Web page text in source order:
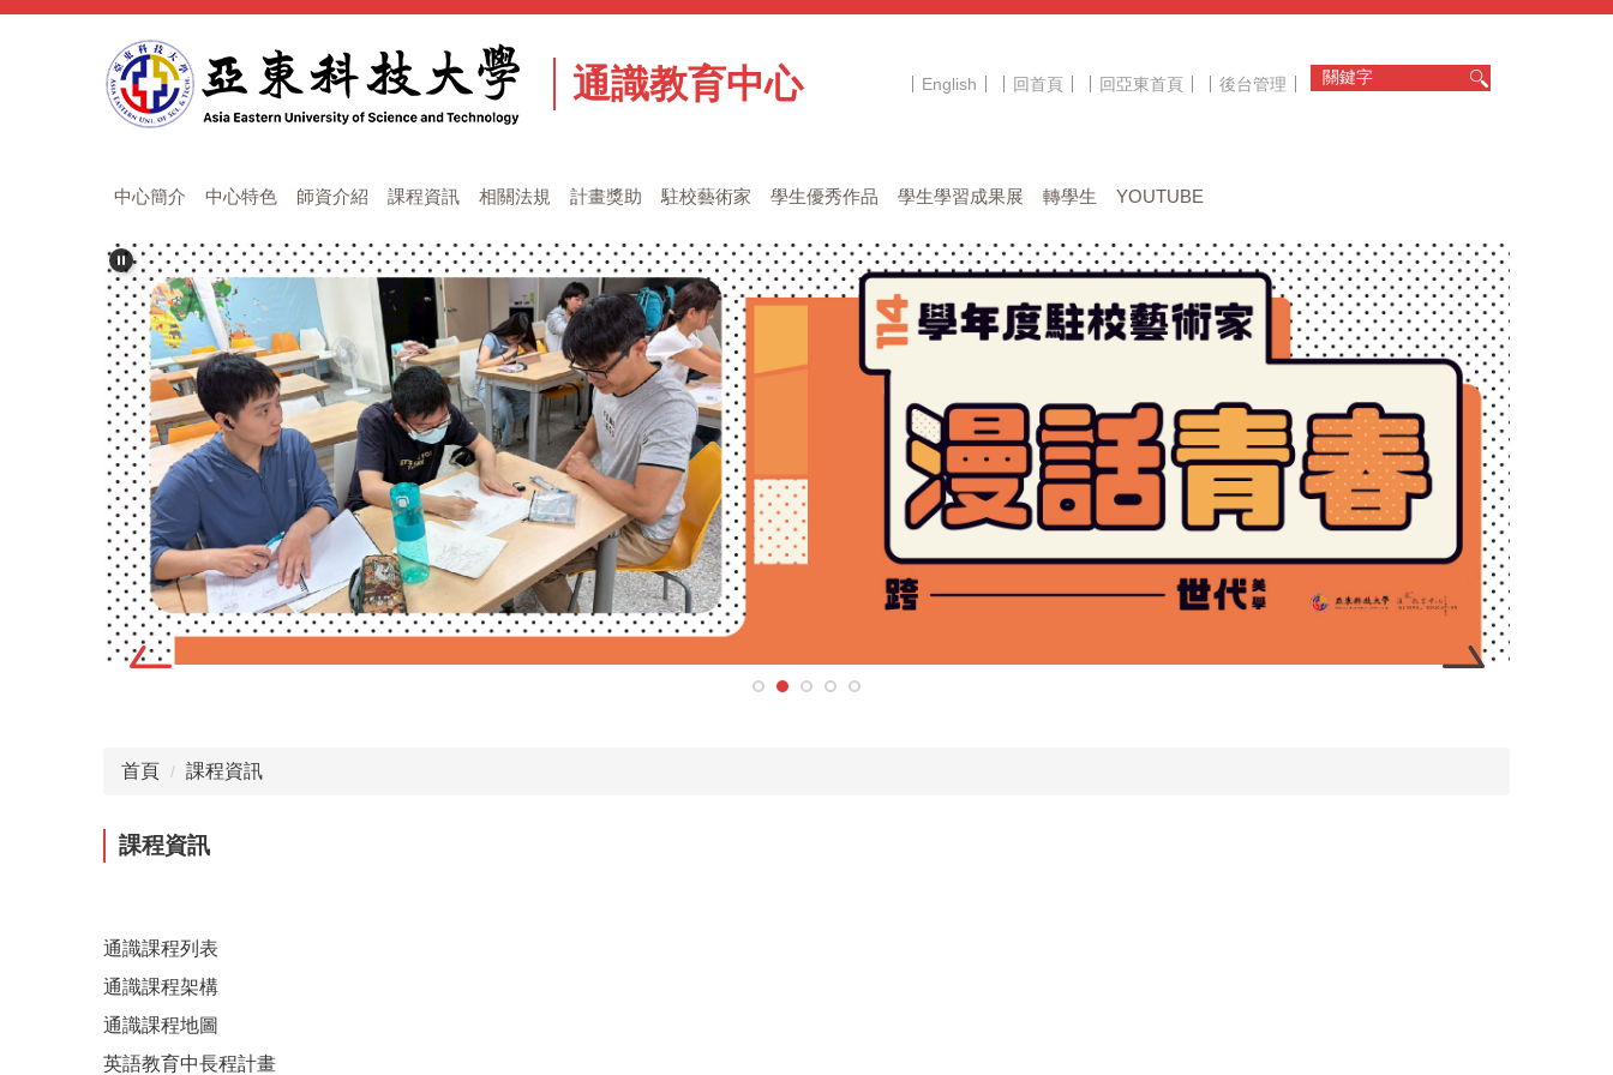
跳
通識教育中心 English 回首頁 回亞東首頁 後台管理
中心簡介 中心特色 師資介紹 課程資訊 相關法規 計畫獎助 駐校藝術家 學生優秀作品 學生學習成果展 轉學生 YOUTUBE
首頁 課程資訊
課程資訊
通識課程列表
通識課程架構
通識課程地圖
英語教育中長程計畫